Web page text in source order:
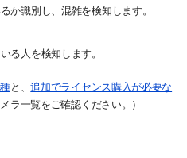
か識別し、混雑を検知します。
る人を検知します。
と、追加でライセンス購入が必要な
ラ一覧をご確認ください。）